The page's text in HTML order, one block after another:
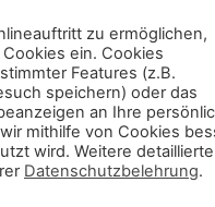
zu ermöglichen,
ein. Cookies
Features (z.B.
speichern) oder das
an Ihre
mithilfe von Cookies
wird. Weitere detaillierte
Datenschutzbelehrung.